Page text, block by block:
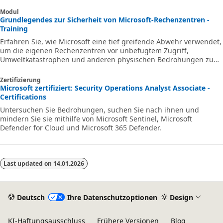
Modul
Grundlegendes zur Sicherheit von Microsoft-Rechenzentren -
Training
Erfahren Sie, wie Microsoft eine tief greifende Abwehr verwendet,
um die eigenen Rechenzentren vor unbefugtem Zugriff,
Umweltkatastrophen und anderen physischen Bedrohungen zu
Geschäftskontinuität und Notfallwiederherstellung implementiert,
um die Verfügbarkeit seiner Dienste zu gewährleisten.
Zertifizierung
Microsoft zertifiziert: Security Operations Analyst Associate -
Certifications
Untersuchen Sie Bedrohungen, suchen Sie nach ihnen und
mindern Sie sie mithilfe von Microsoft Sentinel, Microsoft
Defender for Cloud und Microsoft 365 Defender.
Last updated on 14.01.2026
Deutsch Ihre Datenschutzoptionen Design
KI-Haftungsausschluss Frühere Versionen Blog